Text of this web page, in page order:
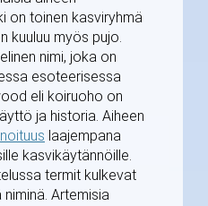
on toinen kasviryhmä
kuuluu myös pujo.
nimi, joka on
esoteerisessa
eli koiruoho on
ja historia. Aiheen
noituus laajempana
kasvikäytännöille.
termit kulkevat
Artemisia